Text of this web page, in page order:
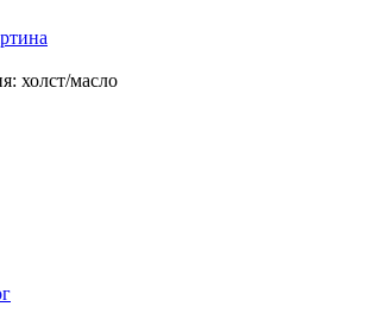
холст/масло